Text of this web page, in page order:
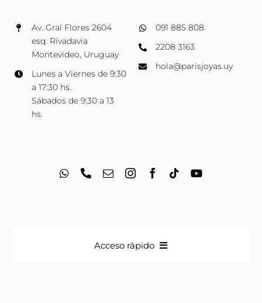
Av. Gral Flores 2604
esq. Rivadavia
Montevideo, Uruguay
Lunes a Viernes de 9:30
a 17:30 hs.
Sábados de 9:30 a 13
hs.
091 885 808
2208 3163
hola@parisjoyas.uy
Acceso rápido